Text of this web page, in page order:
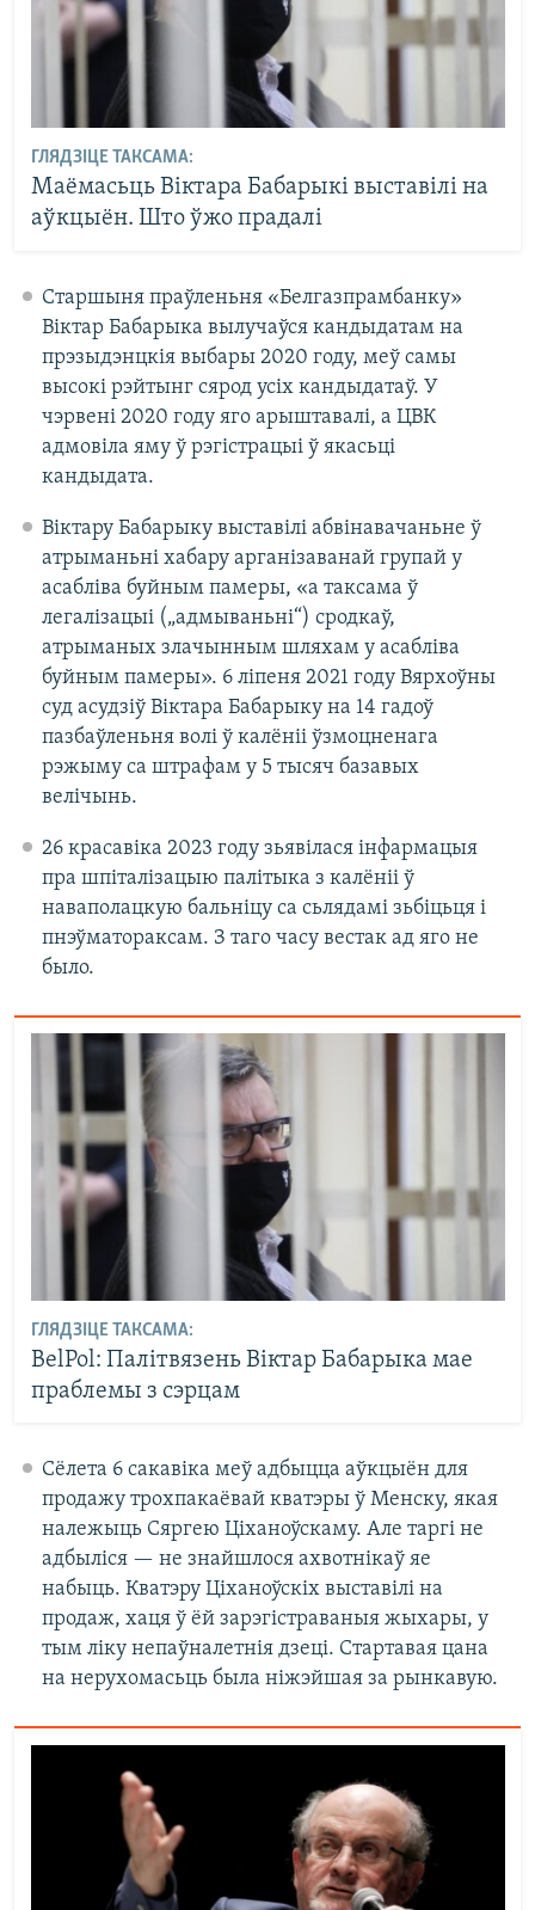
ГЛЯДЗІЦЕ ТАКСАМА:
Маёмасьць Віктара Бабарыкі выставілі на
аўкцыён. Што ўжо прадалі
Старшыня праўленьня «Белгазпрамбанку»
Віктар Бабарыка вылучаўся кандыдатам на
прэзыдэнцкія выбары 2020 году, меў самы
высокі рэйтынг сярод усіх кандыдатаў. У
чэрвені 2020 году яго арыштавалі, а ЦВК
адмовіла яму ў рэгістрацыі ў якасьці
кандыдата.
Віктару Бабарыку выставілі абвінавачаньне ў
атрыманьні хабару арганізаванай групай у
асабліва буйным памеры, «а таксама ў
легалізацыі („адмываньні“) сродкаў,
атрыманых злачынным шляхам у асабліва
буйным памеры». 6 ліпеня 2021 году Вярхоўны
суд асудзіў Віктара Бабарыку на 14 гадоў
пазбаўленьня волі ў калёніі ўзмоцненага
рэжыму са штрафам у 5 тысяч базавых
велічынь.
26 красавіка 2023 году зьявілася інфармацыя
пра шпіталізацыю палітыка з калёніі ў
наваполацкую бальніцу са сьлядамі зьбіцьця і
пнэўматораксам. З таго часу вестак ад яго не
было.
ГЛЯДЗІЦЕ ТАКСАМА:
BelPol: Палітвязень Віктар Бабарыка мае
праблемы з сэрцам
Сёлета 6 сакавіка меў адбыцца аўкцыён для
продажу трохпакаёвай кватэры ў Менску, якая
належыць Сяргею Ціханоўскаму. Але таргі не
адбыліся — не знайшлося ахвотнікаў яе
набыць. Кватэру Ціханоўскіх выставілі на
продаж, хаця ў ёй зарэгістраваныя жыхары, у
тым ліку непаўналетнія дзеці. Стартавая цана
на нерухомасьць была ніжэйшая за рынкавую.